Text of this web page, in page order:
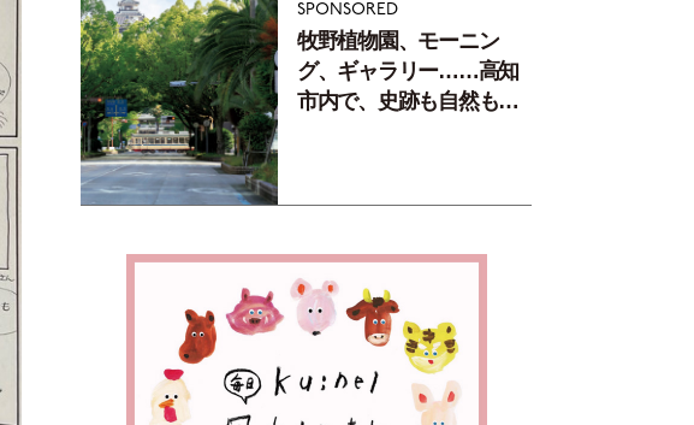
SPONSORED
牧野植物園、モーニン
グ、ギャラリー……高知
市内で、史跡も自然もグ